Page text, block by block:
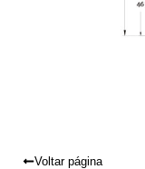
Voltar página